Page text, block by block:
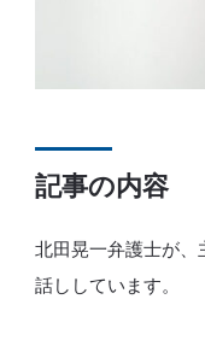
記事の内容
北田晃一弁護士が、
話ししています。